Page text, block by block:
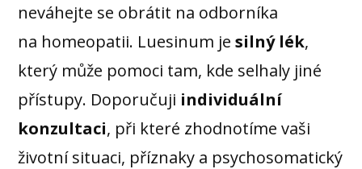
neváhejte se obrátit na odborníka
na homeopatii. Luesinum jesilný lék,
který může pomoci tam, kde selhaly jiné
přístupy. Doporučuji individuální
konzultaci, při které zhodnotíme vaši
životní situaci, příznaky a psychosomatický